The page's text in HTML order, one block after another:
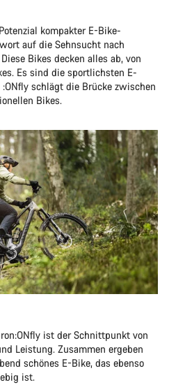
kompakter E-Bike-
auf die Sehnsucht nach
Bikes decken alles ab, von
Es sind die sportlichsten E-
schlägt die Brücke zwischen
Bikes.
ist der Schnittpunkt von
Leistung. Zusammen ergeben
schönes E-Bike, das ebenso
ist.